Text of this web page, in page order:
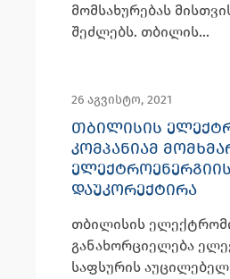
მომსახურებას
შეძლებს. თბილის...
26 აგვისტო, 2021
ᲗᲑᲘᲚᲘᲡᲘᲡ
ᲙᲝᲛᲞᲐᲜᲘᲐᲛ
ᲓᲐᲣᲙᲝᲠᲔᲥᲢᲘᲠᲐ
თბილისის
განახორციელება
საფსურის